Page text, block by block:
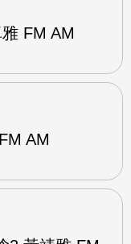
FM AM
AM